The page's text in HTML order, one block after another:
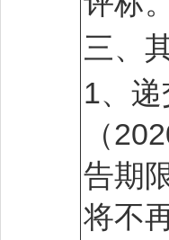
三、
1、
（
告期
将不